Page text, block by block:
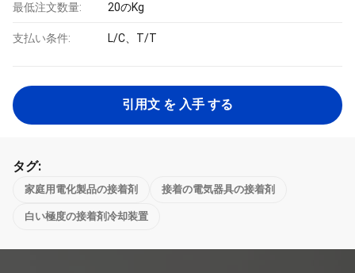
最低注文数量: 20のKg
支払い条件: L/C、T/T
引用文 を 入手 する
タグ:
家庭用電化製品の接着剤 接着の電気器具の接着剤
白い極度の接着剤冷却装置